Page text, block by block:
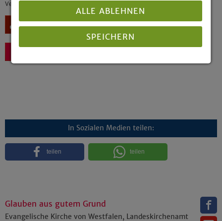
Veröffentlicht: 01/1999
Download
In Sozialen Medien teilen:
teilen teilen
Glauben aus gutem Grund
Evangelische Kirche von Westfalen, Landeskirchenamt
ALLE ABLEHNEN
SPEICHERN